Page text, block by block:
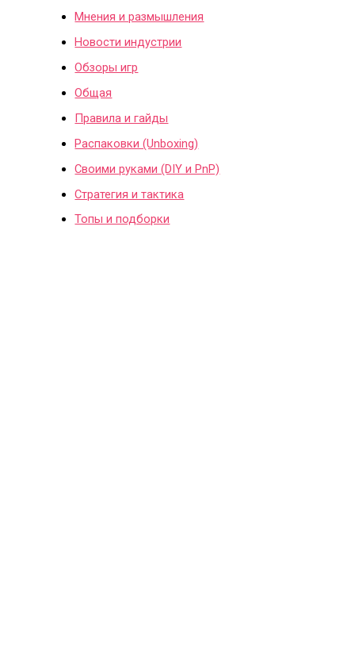
Мнения и размышления
Новости индустрии
Обзоры игр
Общая
Правила и гайды
Распаковки (Unboxing)
Своими руками (DIY и PnP)
Стратегия и тактика
Топы и подборки